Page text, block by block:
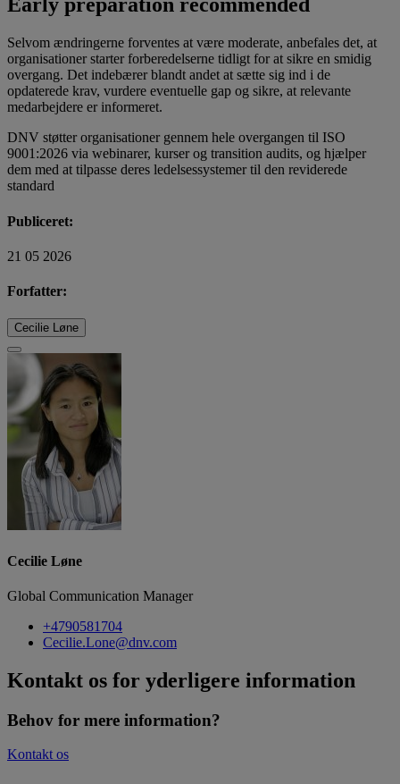
Early preparation recommended
Selvom ændringerne forventes at være moderate, anbefales det, at
organisationer starter forberedelserne tidligt for at sikre en smidig
overgang. Det indebærer blandt andet at sætte sig ind i de
opdaterede krav, vurdere eventuelle gap og sikre, at relevante
medarbejdere er informeret.
DNV støtter organisationer gennem hele overgangen til ISO
9001:2026 via webinarer, kurser og transition audits, og hjælper
dem med at tilpasse deres ledelsessystemer til den reviderede
standard
Publiceret:
21 05 2026
Forfatter:
Cecilie Løne
Cecilie Løne
Global Communication Manager
+4790581704
Cecilie.Lone@dnv.com
Kontakt os for yderligere information
Behov for mere information?
Kontakt os